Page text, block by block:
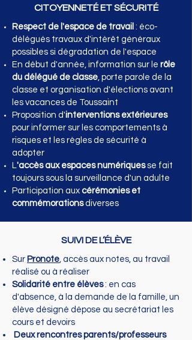
CITOYENNETÉ ET SÉCURITÉ
Respect de l'espace de travail : éco-
délégués travaux d'intérêt généraux
possibles si dégradation de l'espace
En début d'année, information sur le rôle
du délégué de classe, porte parole de la
classe et organisation d'élections avant
les vacances de Toussaint
Proposition d'interventions extérieures
pour informer sur les comportements à
risques et les règles de sécurité à
adopter
L'accès aux espaces numériquesse fait
toujours sous la surveillance d'un adulte
Participation aux cérémonies et
commémorations diverses
SUIVI DE L’ÉLÈVE
Sur Pronote, accès aux notes, au travail
réalisé ou à réaliser
Solidarité entre élèves: en cas
d'absence, à la demande de la famille, un
élève désigné dépose au secrétariat les
cours et devoirs
Deux rencontres parents/professeurs